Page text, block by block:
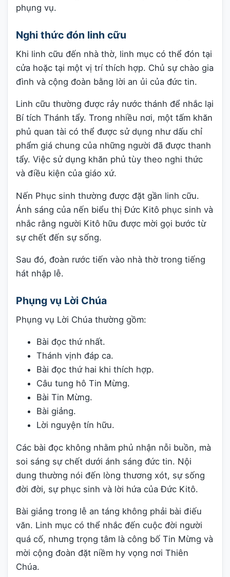
phụng vụ.
Nghi thức đón linh cữu
Khi linh cữu đến nhà thờ, linh mục có thể đón tại
cửa hoặc tại một vị trí thích hợp. Chủ sự chào gia
đình và cộng đoàn bằng lời an ủi của đức tin.
Linh cữu thường được rảy nước thánh để nhắc lại
Bí tích Thánh tẩy. Trong nhiều nơi, một tấm khăn
phủ quan tài có thể được sử dụng như dấu chỉ
phẩm giá chung của những người đã được thanh
tẩy. Việc sử dụng khăn phủ tùy theo nghi thức
và điều kiện của giáo xứ.
Nến Phục sinh thường được đặt gần linh cữu.
Ánh sáng của nến biểu thị Đức Kitô phục sinh và
nhắc rằng người Kitô hữu được mời gọi bước từ
sự chết đến sự sống.
Sau đó, đoàn rước tiến vào nhà thờ trong tiếng
hát nhập lễ.
Phụng vụ Lời Chúa
Phụng vụ Lời Chúa thường gồm:
Bài đọc thứ nhất.
Thánh vịnh đáp ca.
Bài đọc thứ hai khi thích hợp.
Câu tung hô Tin Mừng.
Bài Tin Mừng.
Bài giảng.
Lời nguyện tín hữu.
Các bài đọc không nhằm phủ nhận nỗi buồn, mà
soi sáng sự chết dưới ánh sáng đức tin. Nội
dung thường nói đến lòng thương xót, sự sống
đời đời, sự phục sinh và lời hứa của Đức Kitô.
Bài giảng trong lễ an táng không phải bài điếu
văn. Linh mục có thể nhắc đến cuộc đời người
quá cố, nhưng trọng tâm là công bố Tin Mừng và
mời cộng đoàn đặt niềm hy vọng nơi Thiên
Chúa.